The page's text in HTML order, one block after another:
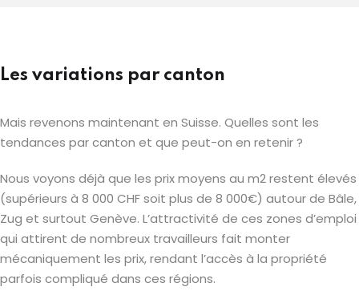
Les variations par canton
Mais revenons maintenant en Suisse. Quelles sont les
tendances par canton et que peut-on en retenir ?
Nous voyons déjà que les prix moyens au m2 restent élevés
(supérieurs à 8 000 CHF soit plus de 8 000€) autour de Bâle,
Zug et surtout Genève. L’attractivité de ces zones d’emploi
qui attirent de nombreux travailleurs fait monter
mécaniquement les prix, rendant l’accès à la propriété
parfois compliqué dans ces régions.